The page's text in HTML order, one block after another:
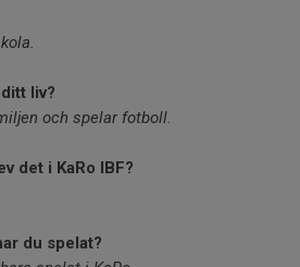
liv?
och spelar fotboll.
det i KaRo IBF?
du spelat?